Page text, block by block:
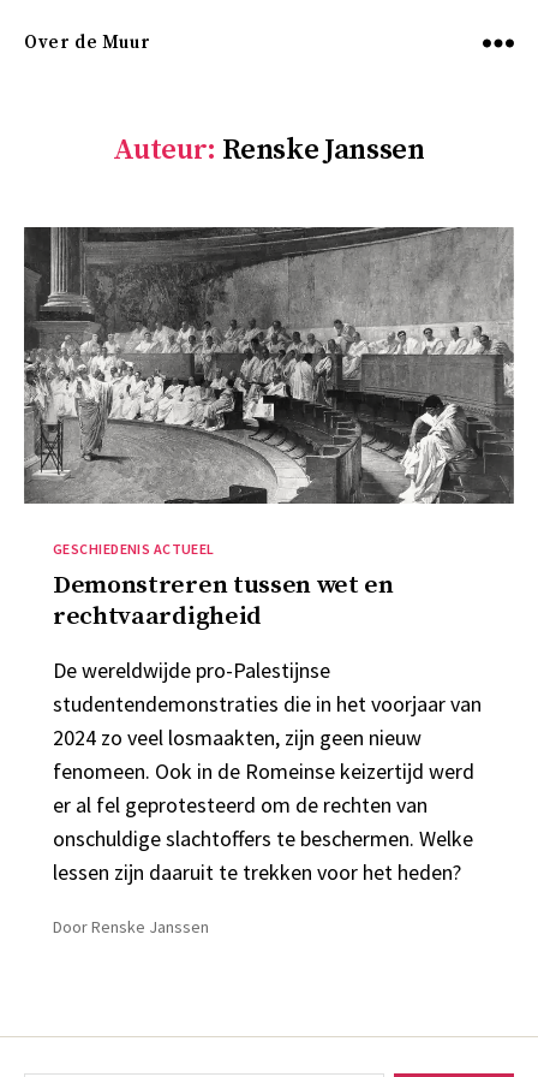
Over de Muur
Auteur: Renske Janssen
Categorieën
GESCHIEDENIS ACTUEEL
Demonstreren tussen wet en
rechtvaardigheid
De wereldwijde pro-Palestijnse
studentendemonstraties die in het voorjaar van
2024 zo veel losmaakten, zijn geen nieuw
fenomeen. Ook in de Romeinse keizertijd werd
er al fel geprotesteerd om de rechten van
onschuldige slachtoffers te beschermen. Welke
lessen zijn daaruit te trekken voor het heden?
DoorRenske Janssen